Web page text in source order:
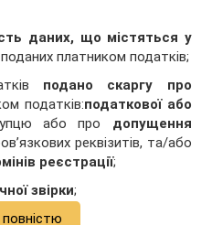
даних, що містяться у
платником податків;
подано скаргу
про
податків:податкової або
або про допущення
реквізитів, та/або
реєстрації;
звірки;